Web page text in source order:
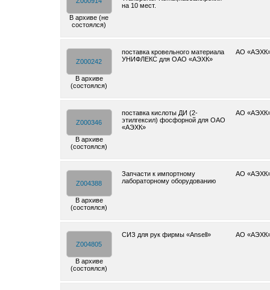
В архиве (не
состоялся)
на 10 мест.
Z000242
В архиве
(состоялся)
поставка кровельного материала
УНИФЛЕКС для ОАО «АЭХК»
АО
Z000346
В архиве
(состоялся)
поставка кислоты ДИ (2-
этилгексил) фосфорной для ОАО
«АЭХК»
АО
Z004388
В архиве
(состоялся)
Запчасти к импортному
лабораторному оборудованию
АО
Z004805
В архиве
(состоялся)
СИЗ для рук фирмы «Ansell» АО